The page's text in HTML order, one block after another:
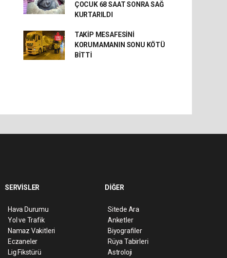
ÇOCUK 68 SAAT SONRA SAĞ
KURTARILDI
TAKİP MESAFESİNİ
KORUMAMANIN SONU KÖTÜ
BİTTİ
SERVİSLER
Hava Durumu
Yol ve Trafik
Namaz Vakitleri
Eczaneler
Lig Fikstürü
DİĞER
Sitede Ara
Anketler
Biyografiler
Rüya Tabirleri
Astroloji